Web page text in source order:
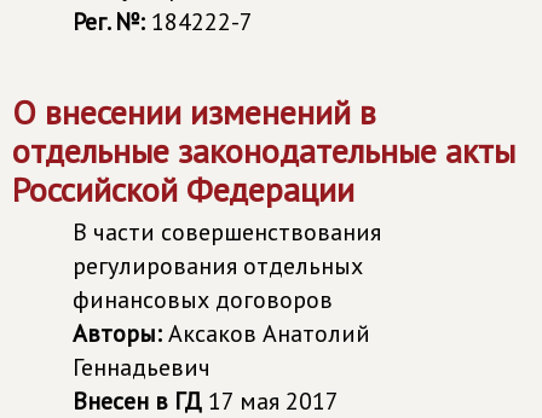
Рег. №: 184222-7
О внесении изменений в
отдельные законодательные акты
Российской Федерации
В части совершенствования
регулирования отдельных
финансовых договоров
Авторы:Аксаков Анатолий
Геннадьевич
Внесен в ГД 17 мая 2017